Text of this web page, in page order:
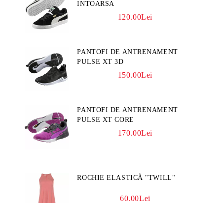
INTOARSA
120.00Lei
PANTOFI DE ANTRENAMENT
PULSE XT 3D
150.00Lei
PANTOFI DE ANTRENAMENT
PULSE XT CORE
170.00Lei
ROCHIE ELASTICĂ "TWILL"
60.00Lei